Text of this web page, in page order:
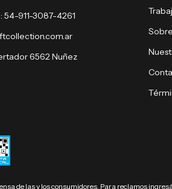
54-911-3087-4261
6562 Nuñez
de las y los consumidores. Para reclamos